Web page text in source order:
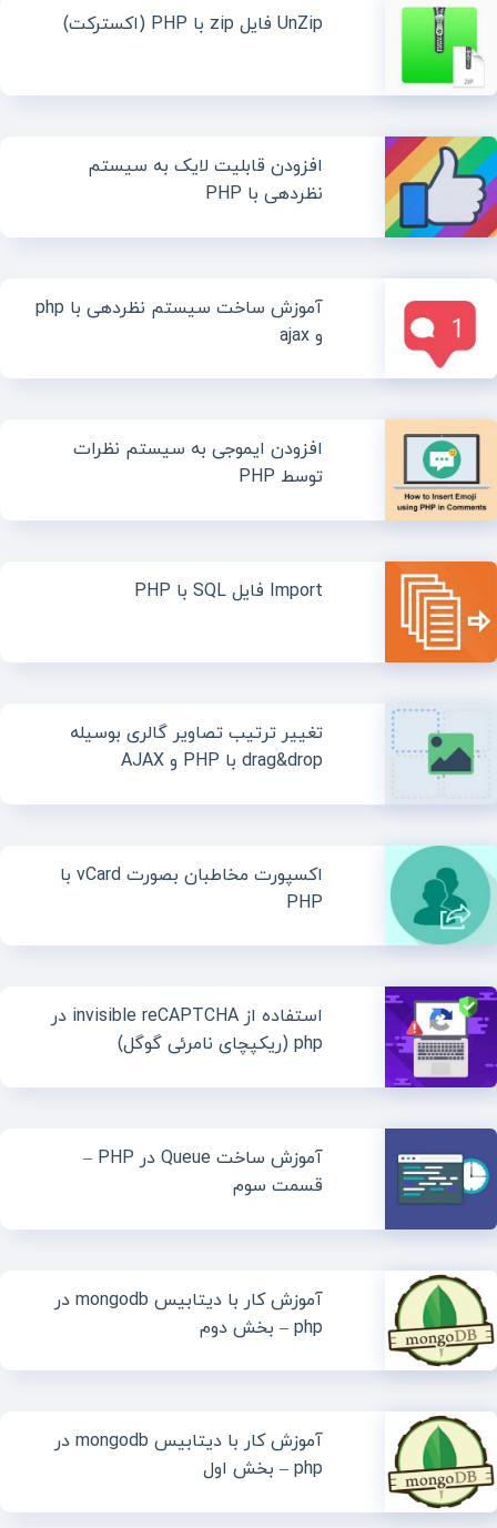
UnZip فایل zip با PHP (اکسترکت)
افزودن قابلیت لایک به سیستم
نظردهی با PHP
آموزش ساخت سیستم نظردهی با php
و ajax
افزودن ایموجی به سیستم نظرات
توسط PHP
Import فایل SQL با PHP
تغییر ترتیب تصاویر گالری بوسیله
drag&drop با PHP و AJAX
اکسپورت مخاطبان بصورت vCard با
PHP
استفاده از invisible reCAPTCHA در
php (ریکپچای نامرئی گوگل)
آموزش ساخت Queue در PHP –
قسمت سوم
آموزش کار با دیتابیس mongodb در
php – بخش دوم
آموزش کار با دیتابیس mongodb در
php – بخش اول